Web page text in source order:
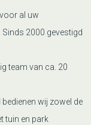
al uw
2000 gevestigd
team van ca. 20
wij zowel de
tuin en park